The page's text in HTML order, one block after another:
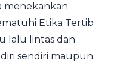
menekankan
Etika Tertib
lalu lintas dan
sendiri maupun